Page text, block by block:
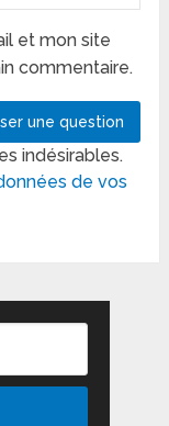
et mon site
commentaire.
indésirables.
de vos